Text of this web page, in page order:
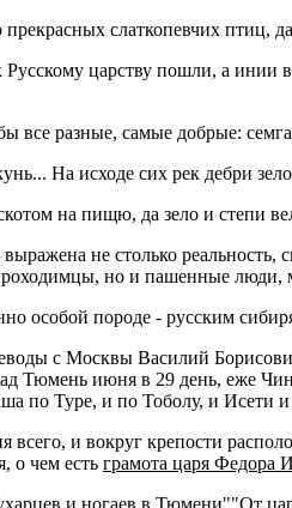
слаткопевчих птиц,
царству пошли, а
все разные, самые добрые:
На исходе сих рек дебри зело
на пищю, да зело и степи
не столько
но и пашенные люди,
особой породе - русским
с Москвы Василий
Тюмень июня в 29 день, еже
по Туре, и по Тоболу, и
всего, и вокруг крепости
о чем есть грамота царя Федора
и ногаев в Тюмени""От